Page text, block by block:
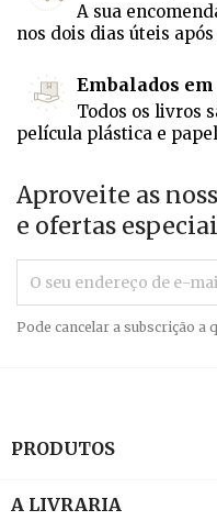
A sua
nos dois dias úteis
Embalados
Todos os livros
película plástica e
Aproveite as
e ofertas
Pode cancelar a subscrição a
PRODUTOS
A LIVRARIA